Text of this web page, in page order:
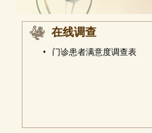
在线调查
• 门诊患者满意度调查表